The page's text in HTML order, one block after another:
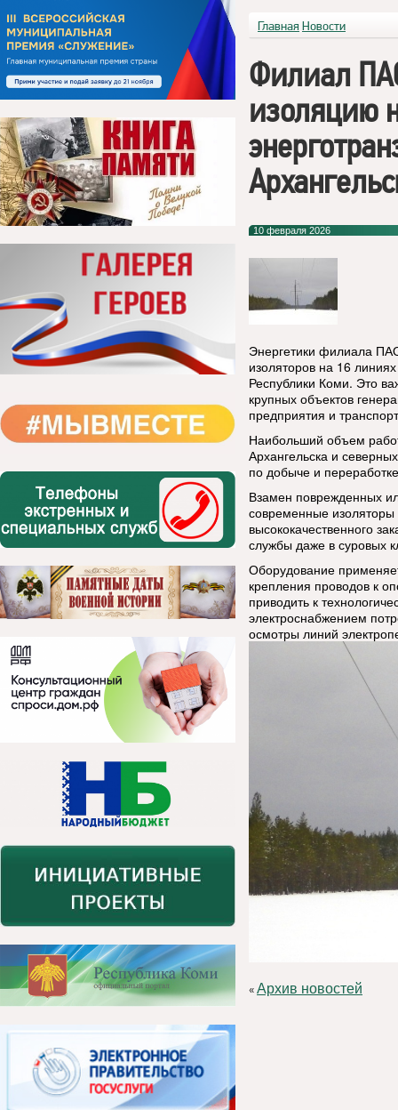
Главная Новости
Филиал
изоляцию
10 февраля 2026
Энергетики филиала
изоляторов на 16
Республики Коми. Это
крупных объектов
предприятия и
Наибольший объем
Архангельска и
по добыче и
Взамен поврежденных
современные изоляторы
высококачественного
службы даже в суровых
Оборудование
крепления проводов к
приводить к
электроснабжением
осмотры линий
«Архив новостей